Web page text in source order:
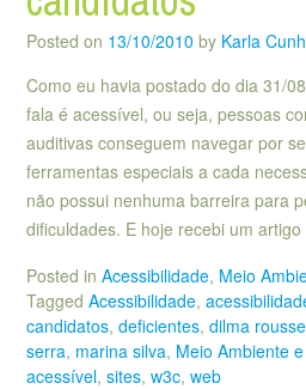
Posted on 13/10/2010 by Karla
Como eu havia postado do dia 31/
fala é acessível, ou seja, pessoas
auditivas conseguem navegar por
ferramentas especiais a cada
não possui nenhuma barreira para
dificuldades. E hoje recebi um artigo
Posted in Acessibilidade, Meio
Tagged Acessibilidade,
candidatos, deficientes, dilma
serra, marina silva, Meio Ambiente
acessível, sites, w3c, web